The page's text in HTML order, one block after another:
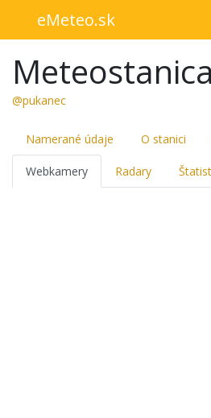
eMeteo.sk
@pukanec
Namerané údaje O stanici
Webkamery Radary